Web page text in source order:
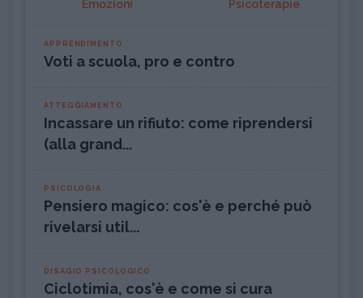
Emozioni Psicoterapie
APPRENDIMENTO
Voti a scuola, pro e contro
ATTEGGIAMENTO
Incassare un rifiuto: come riprendersi
(alla grand...
PSICOLOGIA
Pensiero magico: cos'è e perché può
rivelarsi util...
DISAGIO PSICOLOGICO
Ciclotimia, cos'è e come si cura